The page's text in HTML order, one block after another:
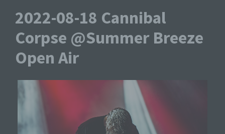
2022-08-18 Cannibal
Corpse @Summer Breeze
Open Air